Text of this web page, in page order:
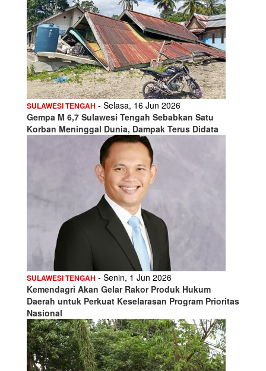
SULAWESI TENGAH - Selasa, 16 Jun 2026
Gempa M 6,7 Sulawesi Tengah Sebabkan Satu
Korban Meninggal Dunia, Dampak Terus Didata
SULAWESI TENGAH - Senin, 1 Jun 2026
Kemendagri Akan Gelar Rakor Produk Hukum
Daerah untuk Perkuat Keselarasan Program Prioritas
Nasional